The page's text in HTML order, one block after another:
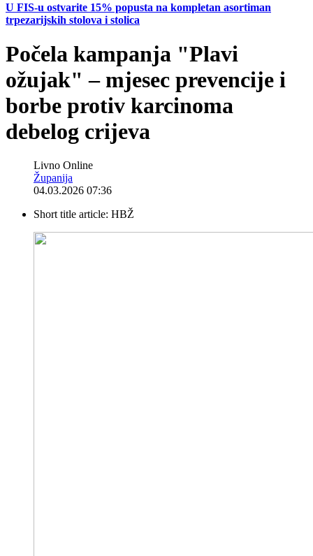
U FIS-u ostvarite 15% popusta na kompletan asortiman
trpezarijskih stolova i stolica
Počela kampanja "Plavi
ožujak" – mjesec prevencije i
borbe protiv karcinoma
debelog crijeva
Livno Online
Županija
04.03.2026 07:36
Short title article: HBŽ